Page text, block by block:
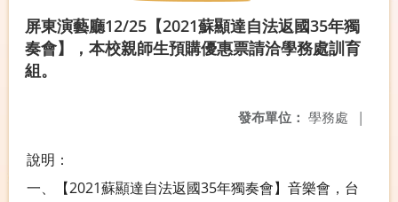
屏東演藝廳12/25【2021蘇顯達自法返國35年獨
奏會】，本校親師生預購優惠票請洽學務處訓育
組。
發布單位： 學務處 |
說明：
一、【2021蘇顯達自法返國35年獨奏會】音樂會，台